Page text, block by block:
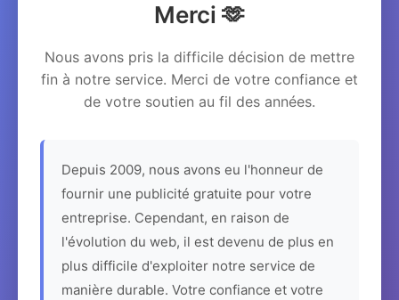
Merci 🫶
Nous avons pris la difficile décision de mettre
fin à notre service. Merci de votre confiance et
de votre soutien au fil des années.
Depuis 2009, nous avons eu l'honneur de
fournir une publicité gratuite pour votre
entreprise. Cependant, en raison de
l'évolution du web, il est devenu de plus en
plus difficile d'exploiter notre service de
manière durable. Votre confiance et votre